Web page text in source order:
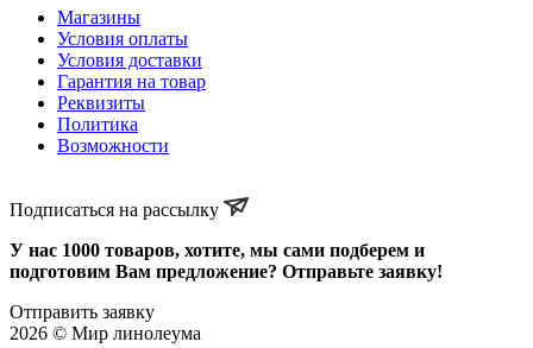
Магазины
Условия оплаты
Условия доставки
Гарантия на товар
Реквизиты
Политика
Возможности
Подписаться на рассылку
У нас 1000 товаров, хотите, мы сами подберем и
подготовим Вам предложение? Отправьте заявку!
Отправить заявку
2026 © Мир линолеума